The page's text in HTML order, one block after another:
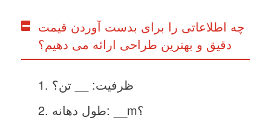
چه اطلاعاتی را برای بدست آوردن قیمت
دقیق و بهترین طراحی ارائه می دهیم؟
ظرفیت: __ تن؟
طول دهانه: __m؟